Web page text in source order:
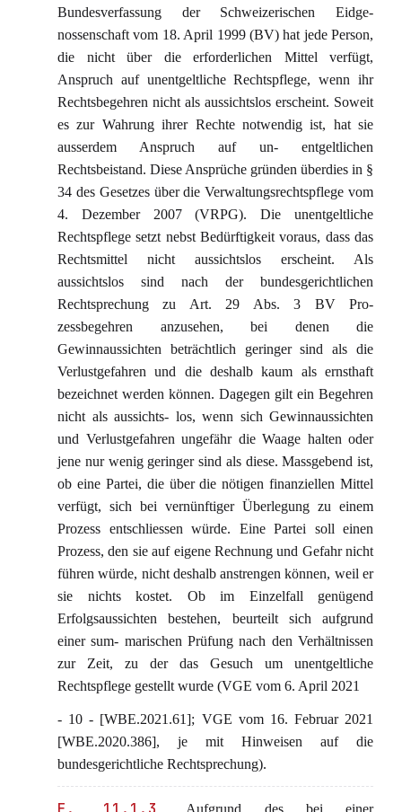
Bundesverfassung der Schweizerischen Eidge-
nossenschaft vom 18. April 1999 (BV) hat jede Person,
die nicht über die erforderlichen Mittel verfügt,
Anspruch auf unentgeltliche Rechtspflege, wenn ihr
Rechtsbegehren nicht als aussichtslos erscheint. Soweit
es zur Wahrung ihrer Rechte notwendig ist, hat sie
ausserdem Anspruch auf un- entgeltlichen
Rechtsbeistand. Diese Ansprüche gründen überdies in §
34 des Gesetzes über die Verwaltungsrechtspflege vom
4. Dezember 2007 (VRPG). Die unentgeltliche
Rechtspflege setzt nebst Bedürftigkeit voraus, dass das
Rechtsmittel nicht aussichtslos erscheint. Als
aussichtslos sind nach der bundesgerichtlichen
Rechtsprechung zu Art. 29 Abs. 3 BV Pro-
zessbegehren anzusehen, bei denen die
Gewinnaussichten beträchtlich geringer sind als die
Verlustgefahren und die deshalb kaum als ernsthaft
bezeichnet werden können. Dagegen gilt ein Begehren
nicht als aussichts- los, wenn sich Gewinnaussichten
und Verlustgefahren ungefähr die Waage halten oder
jene nur wenig geringer sind als diese. Massgebend ist,
ob eine Partei, die über die nötigen finanziellen Mittel
verfügt, sich bei vernünftiger Überlegung zu einem
Prozess entschliessen würde. Eine Partei soll einen
Prozess, den sie auf eigene Rechnung und Gefahr nicht
führen würde, nicht deshalb anstrengen können, weil er
sie nichts kostet. Ob im Einzelfall genügend
Erfolgsaussichten bestehen, beurteilt sich aufgrund
einer sum- marischen Prüfung nach den Verhältnissen
zur Zeit, zu der das Gesuch um unentgeltliche
Rechtspflege gestellt wurde (VGE vom 6. April 2021
- 10 - [WBE.2021.61]; VGE vom 16. Februar 2021
[WBE.2020.386], je mit Hinweisen auf die
bundesgerichtliche Rechtsprechung).
Aufgrund des bei einer